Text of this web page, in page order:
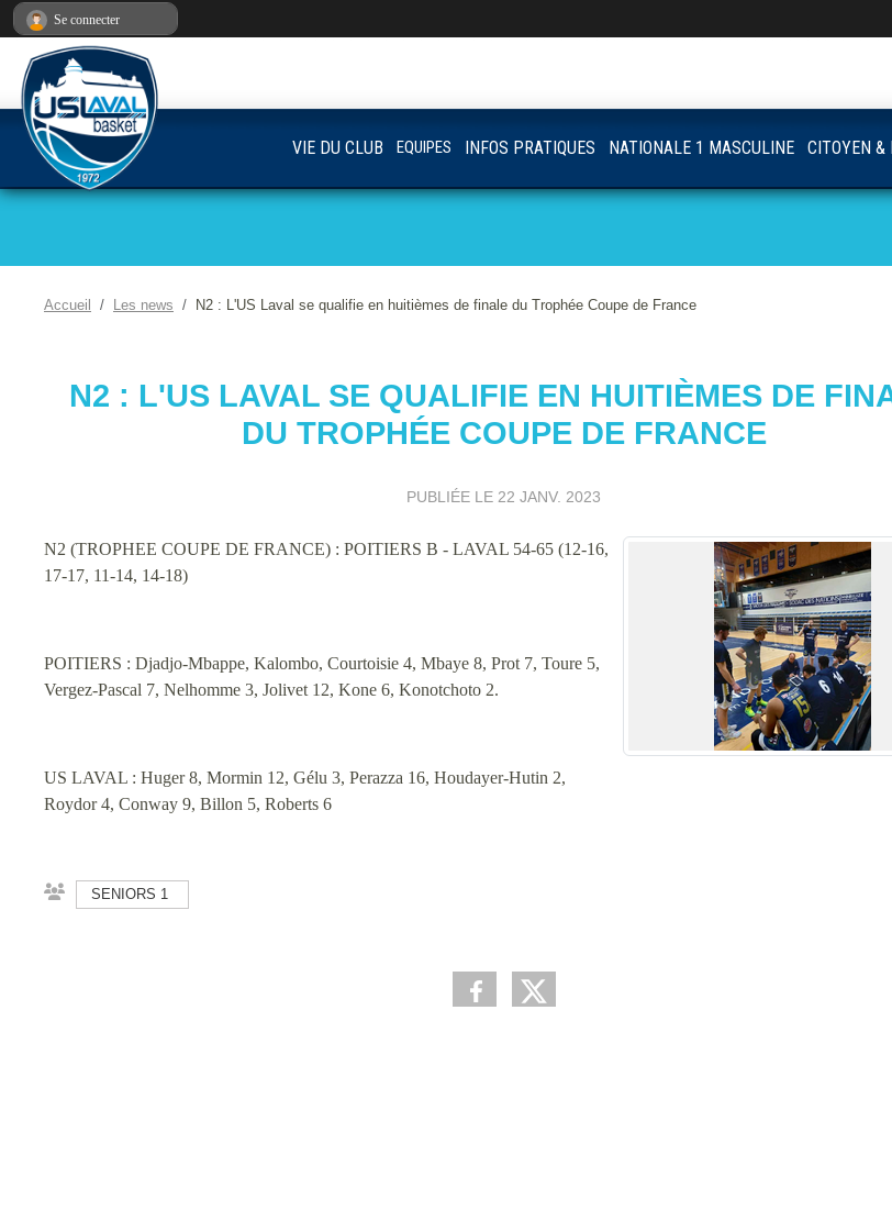
Accueil Les news N2 : L'US Laval se qualifie en huitièmes de finale du Trophée Coupe de France
N2 : L'US LAVAL SE QUALIFIE EN HUITIÈMES DE
DU TROPHÉE COUPE DE FRANCE
PUBLIÉE LE 22 JANV. 2023
N2 (TROPHEE COUPE DE FRANCE) : POITIERS B - LAVAL 54-65 (12-16,
17-17, 11-14, 14-18)
POITIERS : Djadjo-Mbappe, Kalombo, Courtoisie 4, Mbaye 8, Prot 7, Toure 5,
Vergez-Pascal 7, Nelhomme 3, Jolivet 12, Kone 6, Konotchoto 2.
US LAVAL : Huger 8, Mormin 12, Gélu 3, Perazza 16, Houdayer-Hutin 2,
Roydor 4, Conway 9, Billon 5, Roberts 6
SENIORS 1
VIE DU CLUB EQUIPES INFOS PRATIQUES NATIONALE 1 MASCULINE CITOYEN &
Se connecter
Panneau de gestion des cookies